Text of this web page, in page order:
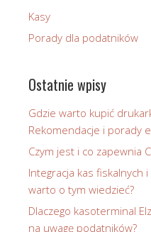
Kasy
Porady dla podatników
Ostatnie wpisy
Gdzie warto kupić
Rekomendacje i porady
Czym jest i co zapewnia
Integracja kas fiskalnych
warto o tym wiedzieć?
Dlaczego kasoterminal
na uwagę podatników?